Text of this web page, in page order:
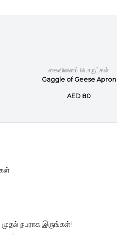
கைவினைப் பொருட்கள்
Gaggle of Geese Apron
AED 80
முதல் நபராக இருங்கள்!